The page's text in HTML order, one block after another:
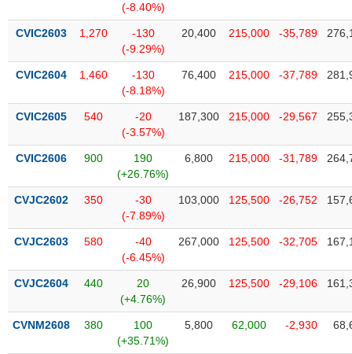
(-8.40%)
CVIC2603 1,270
-130
(-9.29%)
20,400 215,000 -35,789
CVIC2604 1,460
-130
(-8.18%)
76,400 215,000 -37,789
CVIC2605 540
-20
(-3.57%)
187,300 215,000 -29,567
CVIC2606 900
190
(+26.76%)
6,800 215,000 -31,789
CVJC2602 350
-30
(-7.89%)
103,000 125,500 -26,752
CVJC2603 580
-40
(-6.45%)
267,000 125,500 -32,705
CVJC2604 440
20
(+4.76%)
26,900 125,500 -29,106
CVNM2608 380
100
(+35.71%)
5,800 62,000 -2,930
chính
Công
cụ
tư
Truyền
thông
chính